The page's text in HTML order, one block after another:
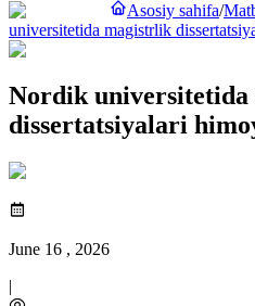
Asosiy sahifa/
universitetida magistrlik
Nordik
dissertatsiyalari
June 16 , 2026
|